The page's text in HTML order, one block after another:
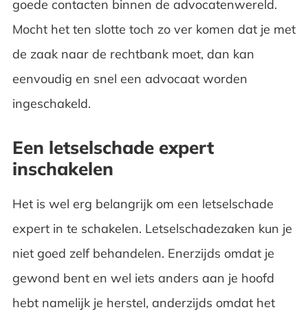
goede contacten binnen de advocatenwereld.
Mocht het ten slotte toch zo ver komen dat je met
de zaak naar de rechtbank moet, dan kan
eenvoudig en snel een advocaat worden
ingeschakeld.
Een letselschade expert
inschakelen
Het is wel erg belangrijk om een letselschade
expert in te schakelen. Letselschadezaken kun je
niet goed zelf behandelen. Enerzijds omdat je
gewond bent en wel iets anders aan je hoofd
hebt namelijk je herstel, anderzijds omdat het